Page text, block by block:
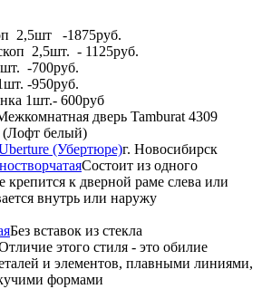
2,5шт -1875руб.
2,5шт. - 1125руб.
-700руб.
-950руб.
1шт.- 600руб
дверь Tamburat 4309
белый)
(Убертюре)г. Новосибирск
Состоит из одного
крепится к дверной раме слева или
внутрь или наружу
Без вставок из стекла
этого стиля - это обилие
и элементов, плавными линиями,
формами